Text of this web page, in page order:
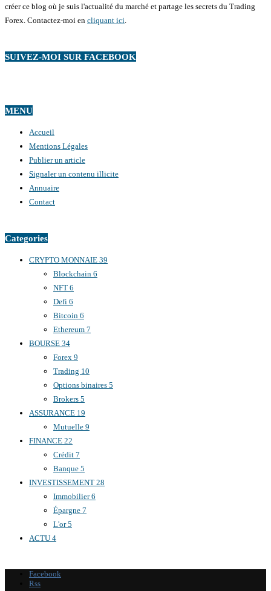
créer ce blog où je suis l'actualité du marché et partage les secrets du Trading
Forex. Contactez-moi en cliquant ici
SUIVEZ-MOI SUR FACEBOOK
MENU
Accueil
Mentions Légales
Publier un article
Signaler un contenu illicite
Annuaire
Contact
Categories
CRYPTO MONNAIE 39
Blockchain 6
NFT 6
Defi 6
Bitcoin 6
Ethereum 7
BOURSE 34
Forex 9
Trading 10
Options binaires 5
Brokers 5
ASSURANCE 19
Mutuelle 9
FINANCE 22
Crédit 7
Banque 5
INVESTISSEMENT 28
Immobilier6
Épargne 7
L'or5
ACTU 4
Facebook
Rss